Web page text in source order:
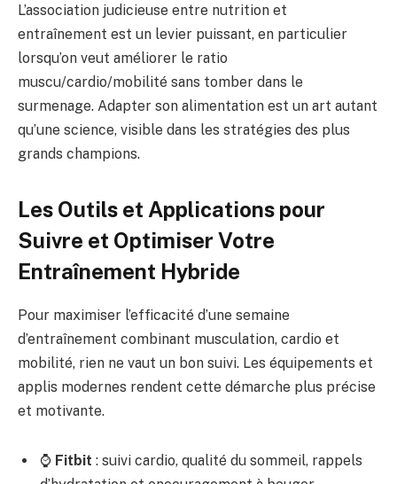
L’association judicieuse entre nutrition et
entraînement est un levier puissant, en particulier
lorsqu’on veut améliorer le ratio
muscu/cardio/mobilité sans tomber dans le
surmenage. Adapter son alimentation est un art autant
qu’une science, visible dans les stratégies des plus
grands champions.
Les Outils et Applications pour
Suivre et Optimiser Votre
Entraînement Hybride
Pour maximiser l’efficacité d’une semaine
d’entraînement combinant musculation, cardio et
mobilité, rien ne vaut un bon suivi. Les équipements et
applis modernes rendent cette démarche plus précise
et motivante.
⌚ Fitbit : suivi cardio, qualité du sommeil, rappels